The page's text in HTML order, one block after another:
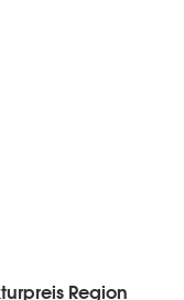
Region